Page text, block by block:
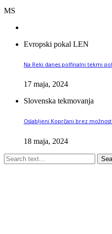
MS
Evropski pokal LEN
Na Reki danes polfinalni tekmi
17 maja, 2024
Slovenska tekmovanja
Oslabljeni Koprčani brez
18 maja, 2024